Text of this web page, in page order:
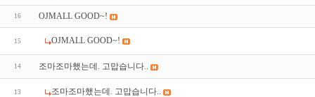
16 OJMALL GOOD~!
15 OJMALL GOOD~!
14 조마조마했는데. 고맙습니다..
13 조마조마했는데. 고맙습니다..